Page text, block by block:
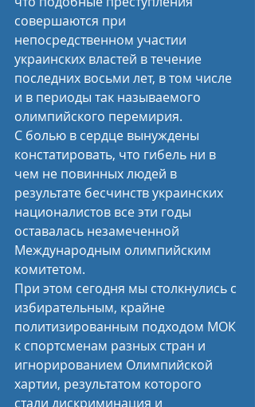
совершаются при
непосредственном участии
украинских властей в течение
последних восьми лет, в том числе
и в периоды так называемого
олимпийского перемирия.
С болью в сердце вынуждены
констатировать, что гибель ни в
чем не повинных людей в
результате бесчинств украинских
националистов все эти годы
оставалась незамеченной
Международным олимпийским
комитетом.
При этом сегодня мы столкнулись с
избирательным, крайне
политизированным подходом МОК
к спортсменам разных стран и
игнорированием Олимпийской
хартии, результатом которого
стали дискриминация и